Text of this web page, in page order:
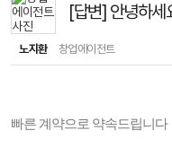
[답변] 안녕하세
노지환 창업에이전트
빠른 계약으로 약속드립니다